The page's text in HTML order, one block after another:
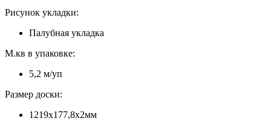
Рисунок укладки:
Палубная укладка
М.кв в упаковке:
5,2 м/уп
Размер доски:
1219x177,8x2мм